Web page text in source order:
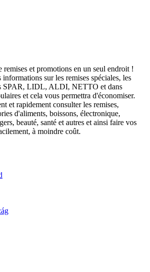
remises et promotions en un seul endroit !
sur les remises spéciales, les
SPAR, LIDL, ALDI, NETTO et dans
et cela vous permettra d'économiser.
et rapidement consulter les remises,
d'aliments, boissons, électronique,
beauté, santé et autres et ainsi faire vos
à moindre coût.